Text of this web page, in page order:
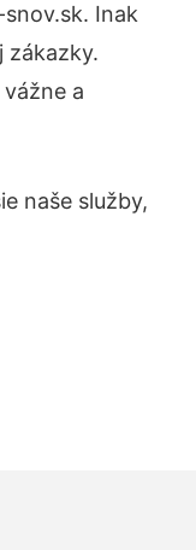
Inak
zákazky.
a
naše služby,